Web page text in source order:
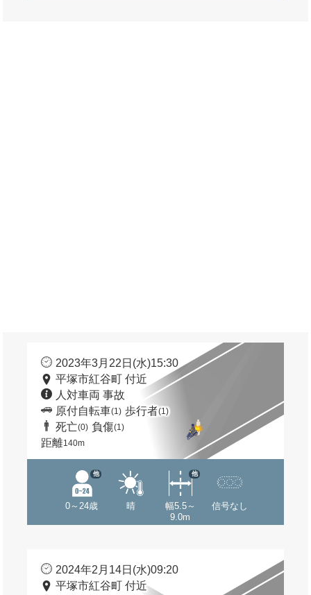
2023年3月22日(水)15:30
平塚市紅谷町 付近
人対車両 事故
原付自転車(1) 歩行者(1)
死亡(0) 負傷(1)
距離140m
0～24歳
他
晴
幅5.5～
9.0m
他
信号なし
2024年2月14日(水)09:20
平塚市紅谷町 付近